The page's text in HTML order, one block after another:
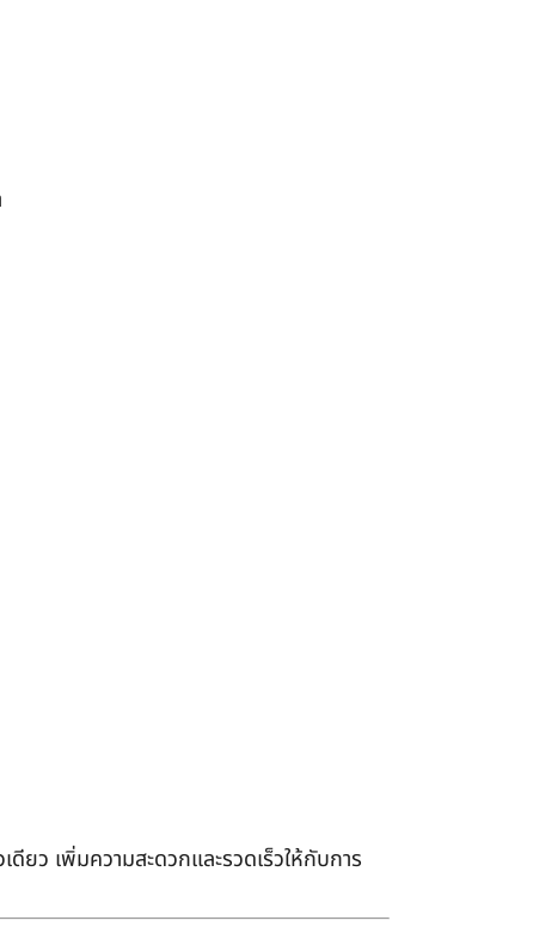
ยว เพิ่มความสะดวกและรวดเร็วให้กับการ